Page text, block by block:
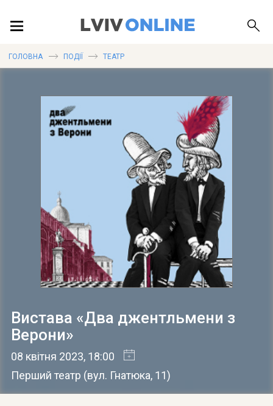
ДОВІДКА
ГОЛОВНА ПОДІЇ ТЕАТР
Вистава «Два джентльмени з
Верони»
08 квітня 2023, 18:00
Перший театр (вул. Гнатюка, 11)